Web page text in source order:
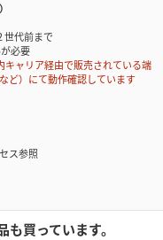
世代前まで
必要
ャリア経由で販売されている端
ど）にて動作確認しています
ス参照
買っています。